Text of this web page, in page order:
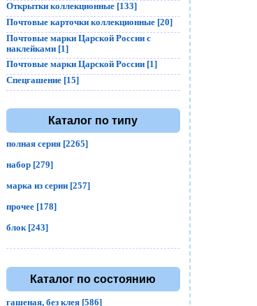
Открытки коллекционные [133]
Почтовые карточки коллекционные [20]
Почтовые марки Царской России с
наклейками [1]
Почтовые марки Царской России [1]
Спецгашение [15]
Каталог по типу
полная серия [2265]
набор [279]
марка из серии [257]
прочее [178]
блок [243]
Каталог по состоянию
гашеная, без клея [586]